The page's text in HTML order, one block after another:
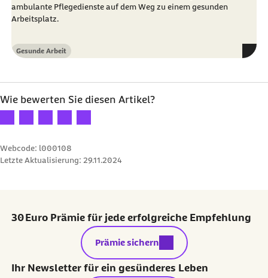
ambulante Pflegedienste auf dem Weg zu einem gesunden
Arbeitsplatz.
Kategorie
Gesunde Arbeit
Wie bewerten Sie diesen Artikel?
Ihre Bewertung: 1 Stern
Ihre Bewertung: 2 Sterne
Ihre Bewertung: 3 Sterne
Ihre Bewertung: 4 Sterne
Ihre Bewertung: 5 Sterne
Webcode: l000108
Letzte Aktualisierung: 29.11.2024
30 Euro Prämie für jede erfolgreiche Empfehlung
externer Link:
Prämie sichern
Ihr Newsletter für ein gesünderes Leben